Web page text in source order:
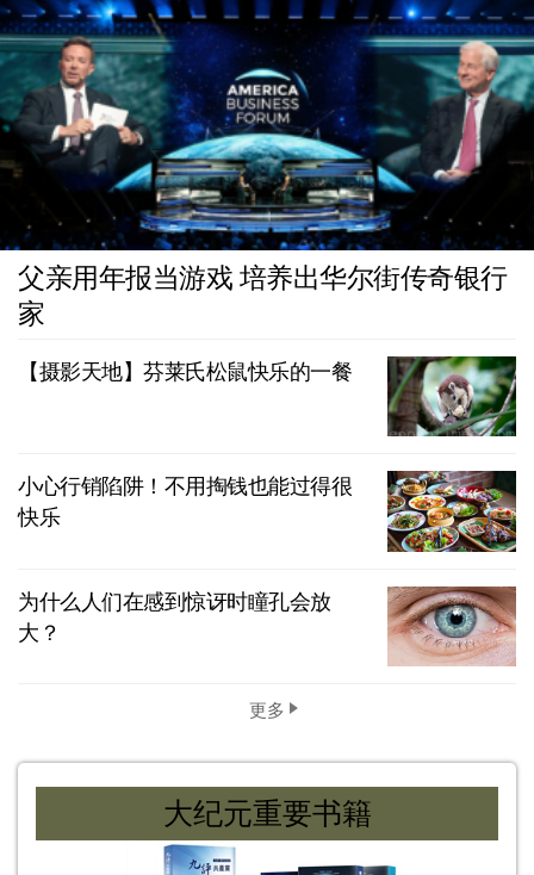
父亲用年报当游戏 培养出华尔街传奇银行
家
【摄影天地】芬莱氏松鼠快乐的一餐
小心行销陷阱！不用掏钱也能过得很
快乐
为什么人们在感到惊讶时瞳孔会放
大？
更多
大纪元重要书籍